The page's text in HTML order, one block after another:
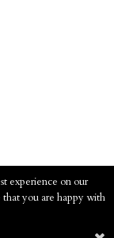
- Tous
légales
experience on our
that you are happy with